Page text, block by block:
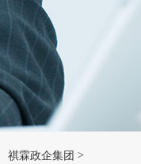
祺霖政企集团 >